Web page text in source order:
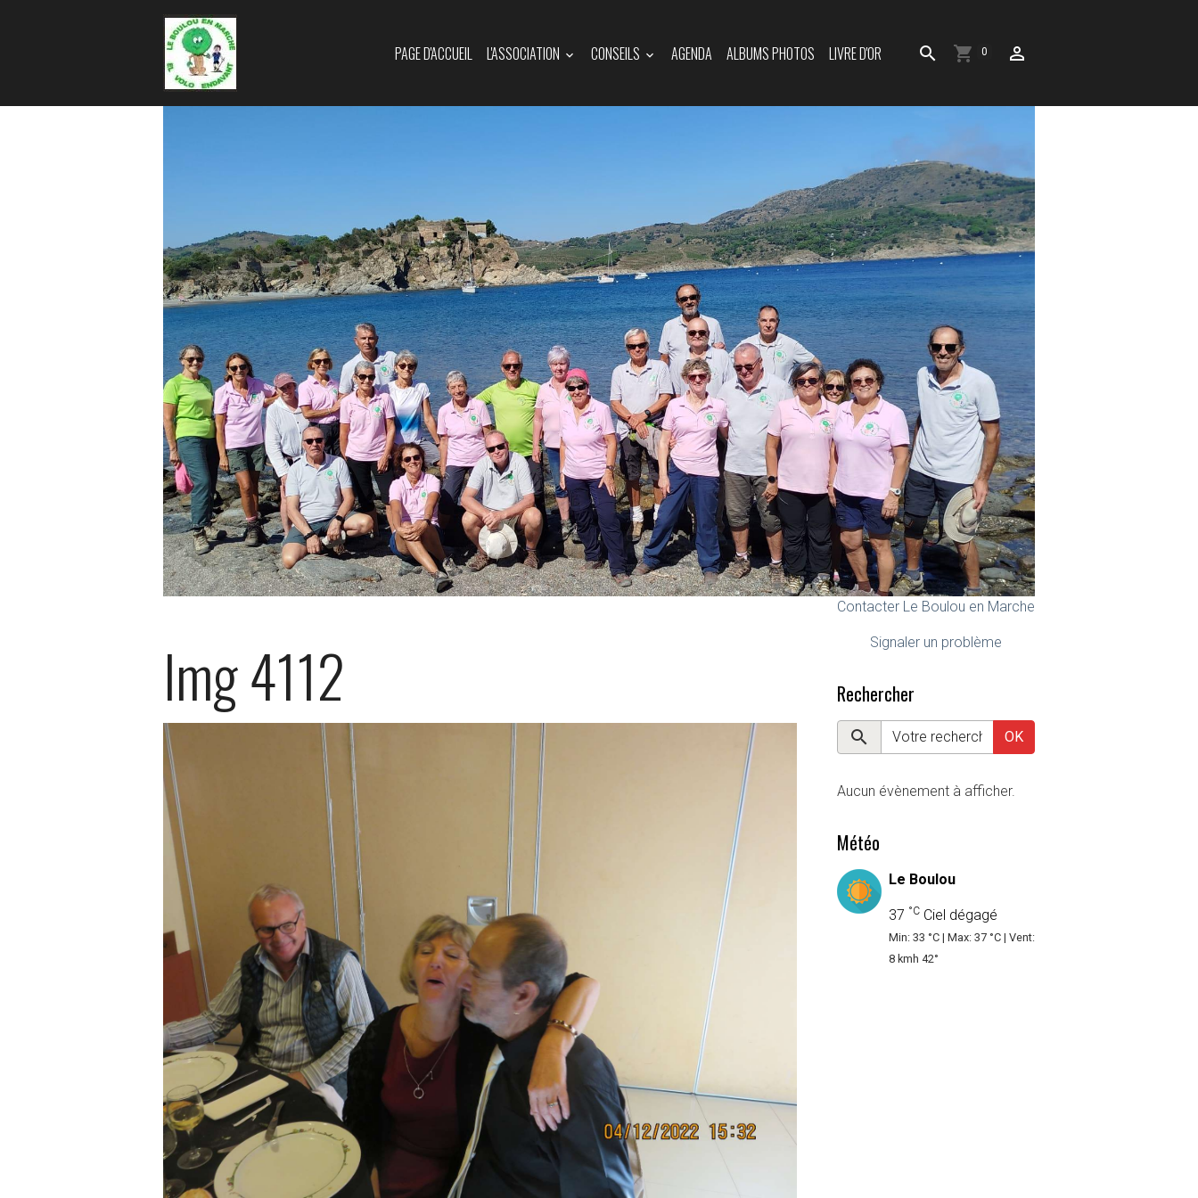
PAGE D'ACCUEIL L'ASSOCIATION CONSEILS AGENDA ALBUMS PHOTOS LIVRE D'OR 0
Img 4112
Contacter Le Boulou en Marche
Signaler un problème
Rechercher
OK
Aucun évènement à afficher.
Météo
Le Boulou
37 °C Ciel dégagé
Min: 33 °C | Max: 37 °C | Vent:
8 kmh 42°